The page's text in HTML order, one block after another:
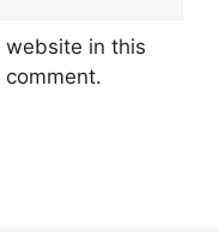
website in this